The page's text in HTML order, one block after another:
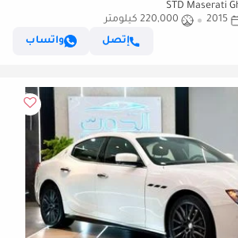
2015
220,000 كيلومتر
إتصل
واتساب